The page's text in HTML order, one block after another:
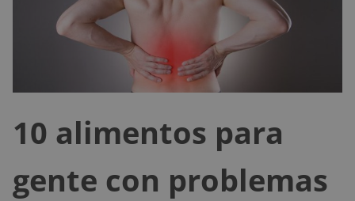
10 alimentos para
gente con problemas